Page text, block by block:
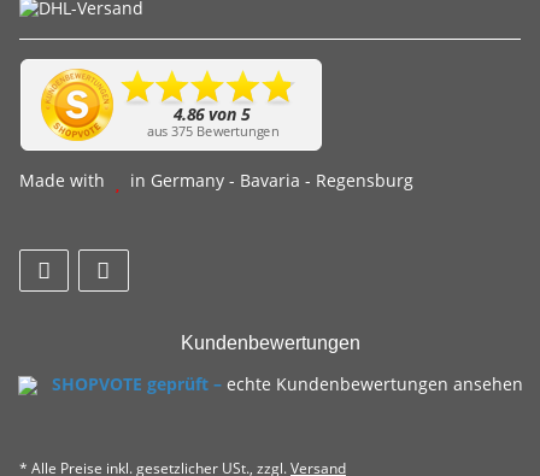
Made with in Germany - Bavaria - Regensburg
Kundenbewertungen
SHOPVOTE geprüft – echte Kundenbewertungen ansehen
* Alle Preise inkl. gesetzlicher USt., zzgl.Versand